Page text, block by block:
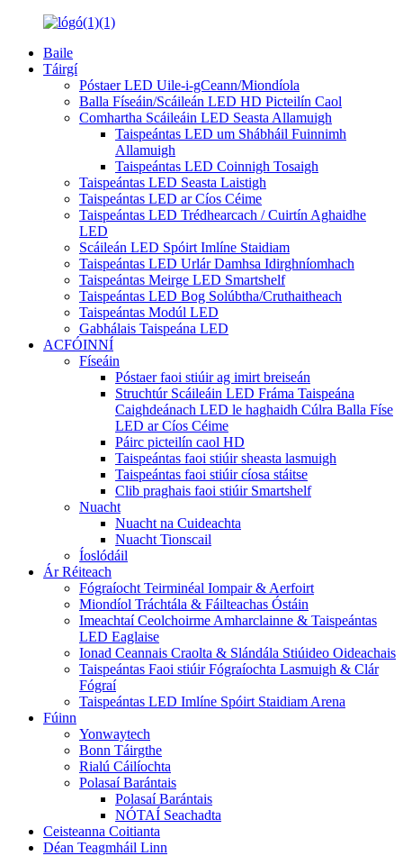
Baile
Táirgí
Póstaer LED Uile-i-gCeann/Miondíola
Balla Físeáin/Scáileán LED HD Picteilín Caol
Comhartha Scáileáin LED Seasta Allamuigh
Taispeántas LED um Shábháil Fuinnimh
Allamuigh
Taispeántas LED Coinnigh Tosaigh
Taispeántas LED Seasta Laistigh
Taispeántas LED ar Cíos Céime
Taispeántas LED Trédhearcach / Cuirtín Aghaidhe
LED
Scáileán LED Spóirt Imlíne Staidiam
Taispeántas LED Urlár Damhsa Idirghníomhach
Taispeántas Meirge LED Smartshelf
Taispeántas LED Bog Solúbtha/Cruthaitheach
Taispeántas Modúl LED
Gabhálais Taispeána LED
ACFÓINNÍ
Físeáin
Póstaer faoi stiúir ag imirt breiseán
Struchtúr Scáileáin LED Fráma Taispeána
Caighdeánach LED le haghaidh Cúlra Balla Físe
LED ar Cíos Céime
Páirc picteilín caol HD
Taispeántas faoi stiúir sheasta lasmuigh
Taispeántas faoi stiúir cíosa stáitse
Clib praghais faoi stiúir Smartshelf
Nuacht
Nuacht na Cuideachta
Nuacht Tionscail
Íoslódáil
Ár Réiteach
Fógraíocht Teirminéal Iompair & Aerfoirt
Miondíol Tráchtála & Fáilteachas Óstáin
Imeachtaí Ceolchoirme Amharclainne & Taispeántas
LED Eaglaise
Ionad Ceannais Craolta & Slándála Stiúideo Oideachais
Taispeántas Faoi stiúir Fógraíochta Lasmuigh & Clár
Fógraí
Taispeántas LED Imlíne Spóirt Staidiam Arena
Fúinn
Yonwaytech
Bonn Táirgthe
Rialú Cáilíochta
Polasaí Barántais
Polasaí Barántais
NÓTAÍ Seachadta
Ceisteanna Coitianta
Déan Teagmháil Linn